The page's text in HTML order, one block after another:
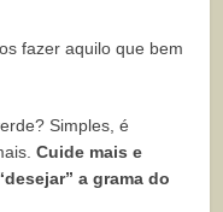
fazer aquilo que bem
Simples, é
Cuide mais e
a grama do